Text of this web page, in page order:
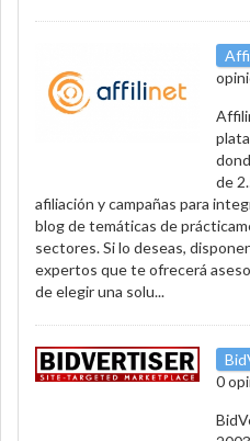
de
afiliación y campañas para
blog de temáticas de
sectores. Si lo deseas,
expertos que te ofrecerá
de elegir una solu...
0